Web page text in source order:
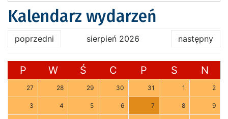
Kalendarz wydarzeń
poprzedni sierpień 2026 następny
P W Ś C P S N
27 28 29 30 31 1 2
3 4 5 6 7 8 9